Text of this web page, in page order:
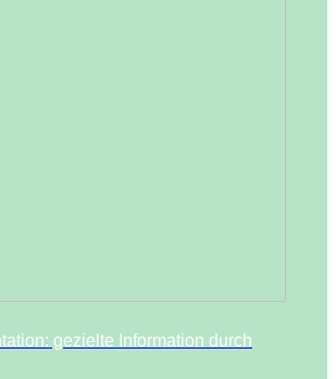
gezielte Information durch